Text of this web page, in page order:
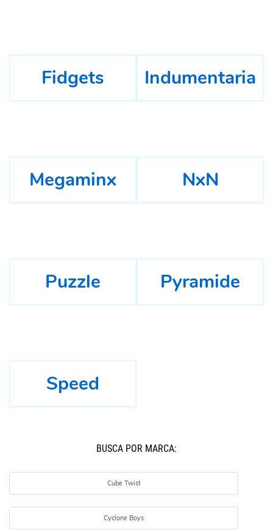
Fidgets Indumentaria
Megaminx NxN
Puzzle Pyramide
Speed
BUSCÁ POR MARCA:
Cube Twist
Cyclone Boys